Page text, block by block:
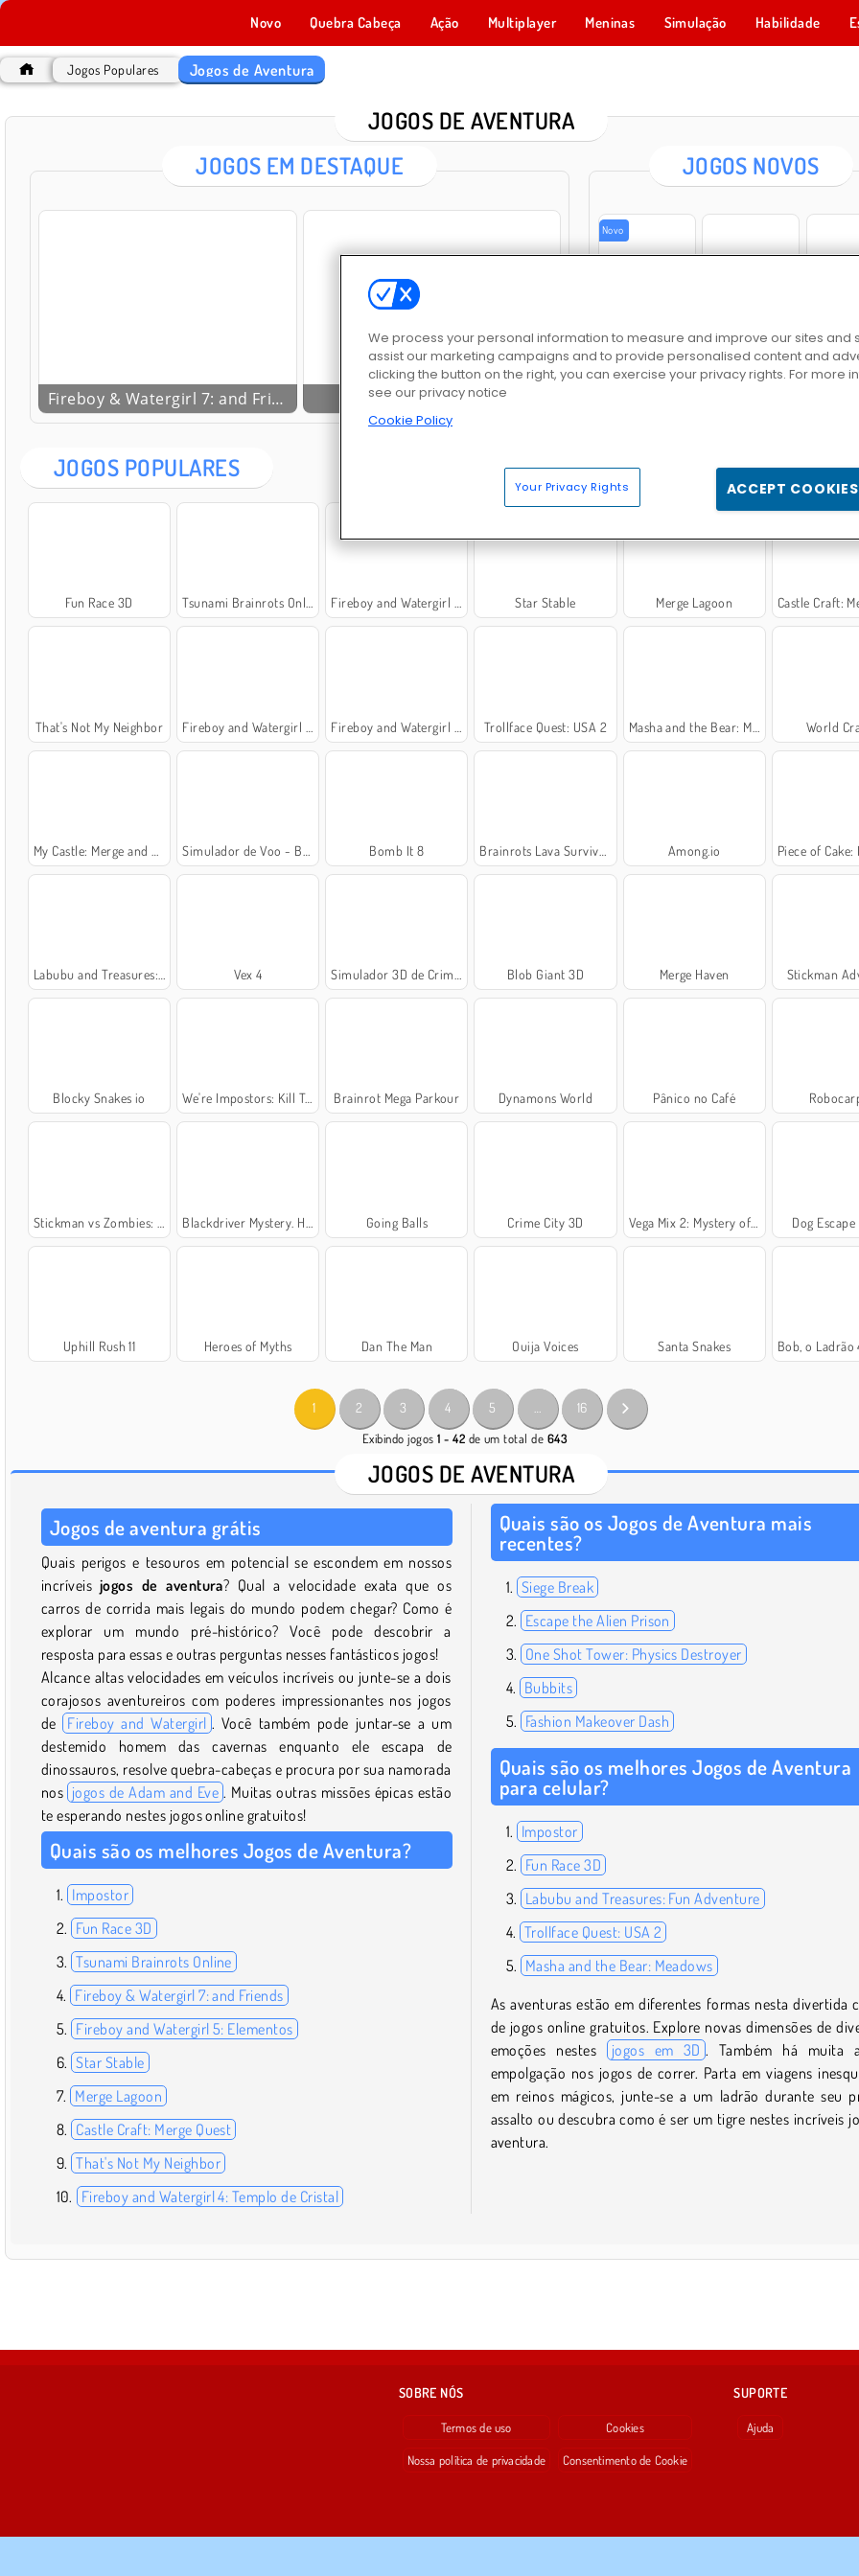
Novo Quebra Cabeça Ação Multiplayer Meninas Simulação Habilidade
Jogos Populares Jogos de Aventura
JOGOS DE AVENTURA
JOGOS EM DESTAQUE
Fireboy & Watergirl 7: and Friends Impostor
JOGOS NOVOS
Novo
Bubbits Fashion Makeover Dash
JOGOS POPULARES
Fun Race 3D Tsunami Brainrots Online Fireboy and Watergirl 5: Elementos Star Stable Merge Lagoon Castle Craft:
That's Not My Neighbor Fireboy and Watergirl 4: Templo de Cristal Fireboy and Watergirl 6: Contos de fadas Trollface Quest: USA 2 Masha and the Bear: Meadows World
My Castle: Merge and Story Simulador de Voo - Boeing Bomb It 8 Brainrots Lava Survive Online Among.io Piece of Cake:
Labubu and Treasures: Fun Adventure Vex 4 Simulador 3D de Crime Miami Blob Giant 3D Merge Haven Stickman
Blocky Snakes io We're Impostors: Kill Together Brainrot Mega Parkour Dynamons World Pânico no Café
Stickman vs Zombies: Epic Fight Blackdriver Mystery. Hidden Objects Going Balls Crime City 3D Vega Mix 2: Mystery of Island Dog
Uphill Rush 11 Heroes of Myths Dan The Man Ouija Voices Santa Snakes Bob, o Ladrão 4:
1 2 3 4 5 16
Exibindo jogos1 - 42 de um total de 643
JOGOS DE AVENTURA
Jogos de aventura grátis
Quais perigos e tesouros em potencial se escondem em nossos
incríveis jogos de aventura? Qual a velocidade exata que os
carros de corrida mais legais do mundo podem chegar? Como é
explorar um mundo pré-histórico? Você pode descobrir a
resposta para essas e outras perguntas nesses fantásticos jogos!
Alcance altas velocidades em veículos incríveis ou junte-se a dois
corajosos aventureiros com poderes impressionantes nos jogos
de Fireboy and Watergirl . Você também pode juntar-se a um
destemido homem das cavernas enquanto ele escapa de
dinossauros, resolve quebra-cabeças e procura por sua namorada
nos jogos de Adam and Eve . Muitas outras missões épicas estão
te esperando nestes jogos online gratuitos!
Quais são os melhores Jogos de Aventura?
Impostor
Fun Race 3D
Tsunami Brainrots Online
Fireboy & Watergirl 7: and Friends
Fireboy and Watergirl 5: Elementos
Star Stable
Merge Lagoon
Castle Craft: Merge Quest
That's Not My Neighbor
Fireboy and Watergirl 4: Templo de Cristal
Quais são os Jogos de Aventura mais
recentes?
Siege Break
Escape the Alien Prison
One Shot Tower: Physics Destroyer
Bubbits
Fashion Makeover Dash
Quais são os melhores Jogos de Aventura
para celular?
Impostor
Fun Race 3D
Labubu and Treasures: Fun Adventure
Trollface Quest: USA 2
Masha and the Bear: Meadows
As aventuras estão em diferentes formas nesta divertida
de jogos online gratuitos. Explore novas dimensões de
emoções nestes
jogos em 3D . Também há muita
empolgação nos jogos de correr. Parta em viagens
em reinos mágicos, junte-se a um ladrão durante seu
assalto ou descubra como é ser um tigre nestes incríveis
aventura.
SOBRE NÓS
Termos de uso
Nossa política de privacidade
Cookies
Consentimento de Cookie
SUPORTE
Ajuda
We process your personal information to measure and improve our sites and
assist our marketing campaigns and to provide personalised content and
clicking the button on the right, you can exercise your privacy rights. For more
see our privacy notice
Cookie Policy
Your Privacy Rights ACCEPT COOKIES